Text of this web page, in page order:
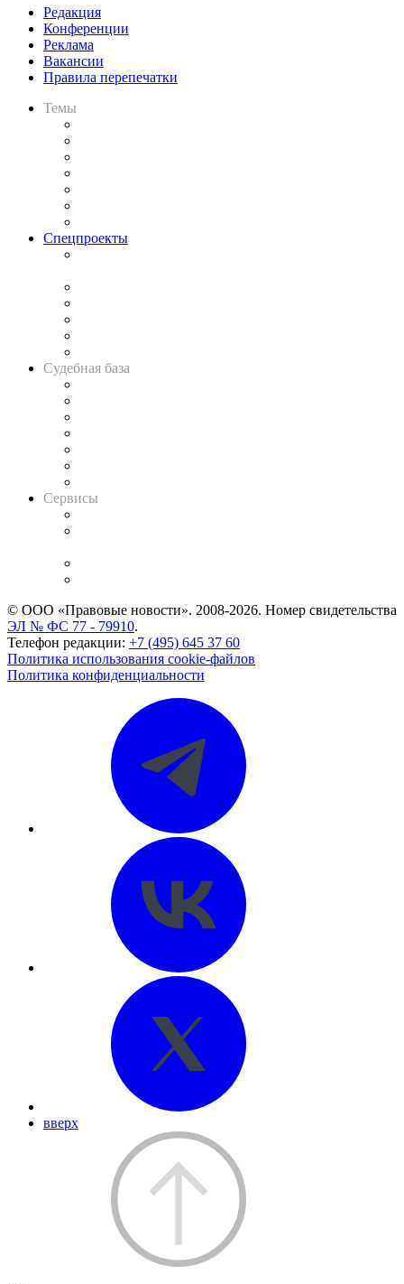
Редакция
Конференции
Реклама
Вакансии
Правила перепечатки
Темы
Спецпроекты
Судебная база
Сервисы
© ООО «Правовые новости». 2008-2026. Номер свидетельства
ЭЛ № ФС 77 - 79910.
Телефон редакции: +7 (495) 645 37 60
Политика использования cookie-файлов
Политика конфиденциальности
вверх